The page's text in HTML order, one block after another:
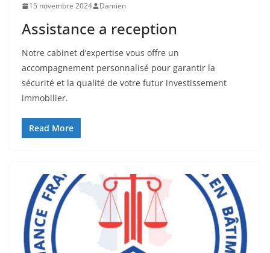
15 novembre 2024 Damien
Assistance a reception
Notre cabinet d’expertise vous offre un
accompagnement personnalisé pour garantir la
sécurité et la qualité de votre futur investissement
immobilier.
Read More